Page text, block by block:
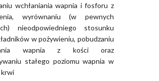
wchłaniania wapnia i fosforu z
wyrównaniu (w pewnych
nieodpowiedniego stosunku
w pożywieniu, pobudzaniu
wapnia z kości oraz
stałego poziomu wapnia w
krwi